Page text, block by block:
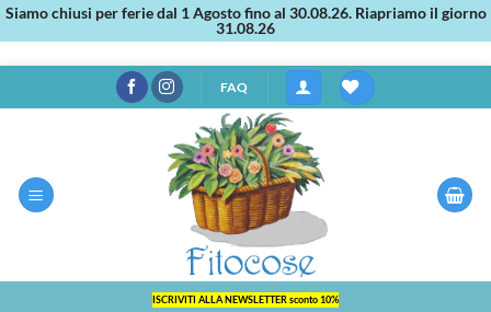
Siamo chiusi per ferie dal 1 Agosto fino al 30.08.26. Riapriamo il giorno
31.08.26
ai
FAQ
ISCRIVITI ALLA NEWSLETTER sconto 10%